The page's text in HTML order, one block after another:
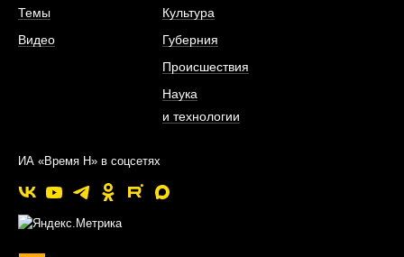
Темы
Видео
Культура
Губерния
Происшествия
Наука
и технологии
ИА «Время Н» в соцсетях